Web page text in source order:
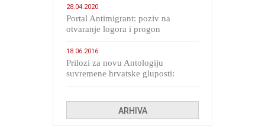
28.04.2020
Portal Antimigrant: poziv na
otvaranje logora i progon
18.06.2016
Prilozi za novu Antologiju
suvremene hrvatske gluposti:
ARHIVA